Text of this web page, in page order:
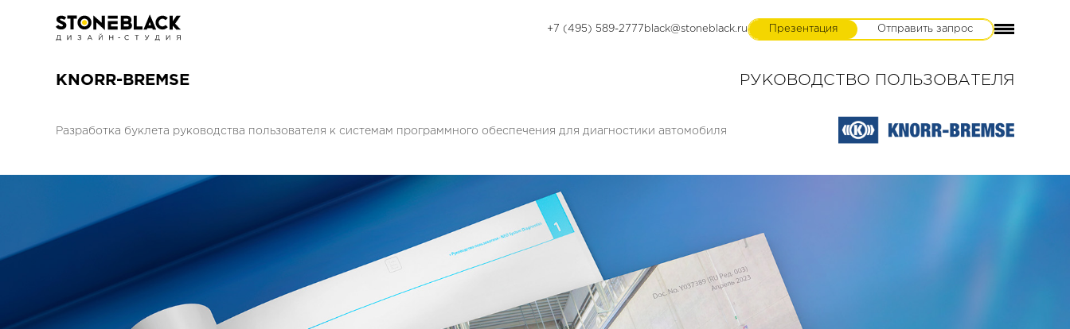
+7 (495) 589-2777 black@stoneblack.ru Презентация Отправить запрос
KNORR-BREMSE РУКОВОДСТВО ПОЛЬЗОВАТЕЛЯ
Разработка буклета руководства пользователя к системам программного обеспечения для диагностики автомобиля